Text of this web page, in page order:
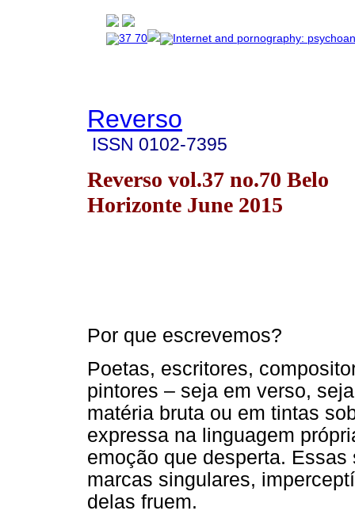
Reverso
ISSN 0102-7395
Reverso vol.37 no.70 Belo
Horizonte June 2015
Por que escrevemos?
Poetas, escritores,
pintores – seja em verso,
matéria bruta ou em tintas
expressa na linguagem
emoção que desperta.
marcas singulares,
delas fruem.